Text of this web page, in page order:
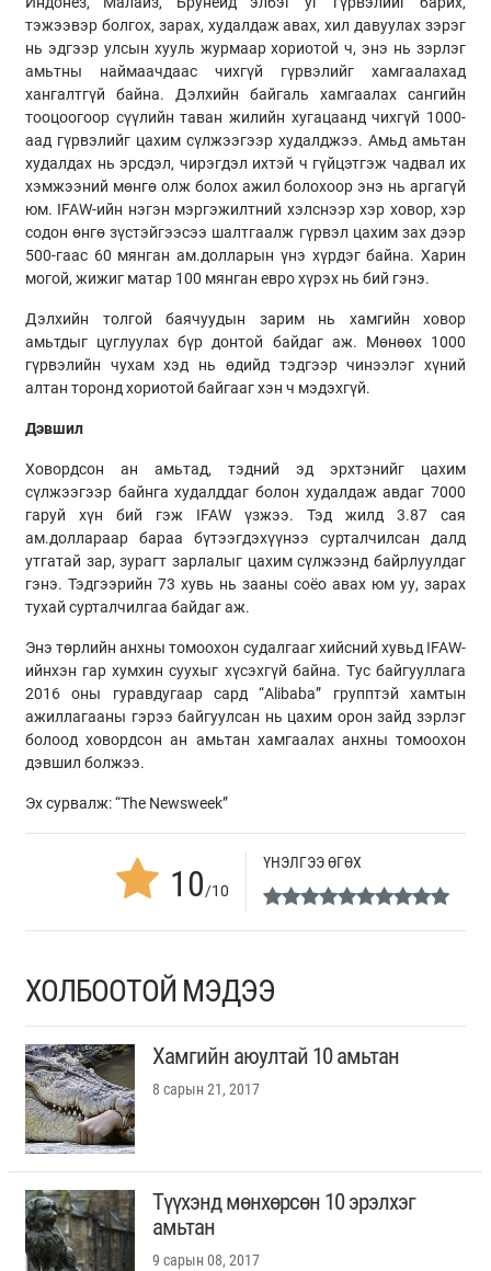
тэжээвэр болгох, зарах, худалдаж авах, хил давуулах зэрэг
нь эдгээр улсын хууль журмаар хориотой ч, энэ нь зэрлэг
амьтны наймаачдаас чихгүй гүрвэлийг хамгаалахад
хангалтгүй байна. Дэлхийн байгаль хамгаалах сангийн
тооцоогоор сүүлийн таван жилийн хугацаанд чихгүй 1000-
аад гүрвэлийг цахим сүлжээгээр худалджээ. Амьд амьтан
худалдах нь эрсдэл, чирэгдэл ихтэй ч гүйцэтгэж чадвал их
хэмжээний мөнгө олж болох ажил болохоор энэ нь аргагүй
юм. IFAW-ийн нэгэн мэргэжилтний хэлснээр хэр ховор, хэр
содон өнгө зүстэйгээсээ шалтгаалж гүрвэл цахим зах дээр
500-гаас 60 мянган ам.долларын үнэ хүрдэг байна. Харин
могой, жижиг матар 100 мянган евро хүрэх нь бий гэнэ.
Дэлхийн толгой баячуудын зарим нь хамгийн ховор
амьтдыг цуглуулах бүр донтой байдаг аж. Мөнөөх 1000
гүрвэлийн чухам хэд нь өдийд тэдгээр чинээлэг хүний
алтан торонд хориотой байгааг хэн ч мэдэхгүй.
Дэвшил
Ховордсон ан амьтад, тэдний эд эрхтэнийг цахим
сүлжээгээр байнга худалддаг болон худалдаж авдаг 7000
гаруй хүн бий гэж IFAW үзжээ. Тэд жилд 3.87 сая
ам.доллараар бараа бүтээгдэхүүнээ сурталчилсан далд
утгатай зар, зурагт зарлалыг цахим сүлжээнд байрлуулдаг
гэнэ. Тэдгээрийн 73 хувь нь зааны соёо авах юм уу, зарах
тухай сурталчилгаа байдаг аж.
Энэ төрлийн анхны томоохон судалгааг хийсний хувьд IFAW-
ийнхэн гар хумхин суухыг хүсэхгүй байна. Тус байгууллага
2016 оны гуравдугаар сард “Alibaba” групптэй хамтын
ажиллагааны гэрээ байгуулсан нь цахим орон зайд зэрлэг
болоод ховордсон ан амьтан хамгаалах анхны томоохон
дэвшил болжээ.
Эх сурвалж: “The Newsweek”
10/10
ҮНЭЛГЭЭ ӨГӨХ
ХОЛБООТОЙ МЭДЭЭ
Хамгийн аюултай 10 амьтан
8 сарын 21, 2017
Түүхэнд мөнхөрсөн 10 эрэлхэг
амьтан
9 сарын 08, 2017